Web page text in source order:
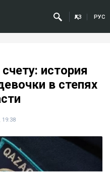
ҚАЗ РУС
история
в степях
19:38